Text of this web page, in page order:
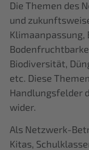
Die Themen des
und
Klimaanpassung,
Biodiversität,
etc. Diese
Handlungsfelder
wider.
Als Netzwerk-
Kitas,